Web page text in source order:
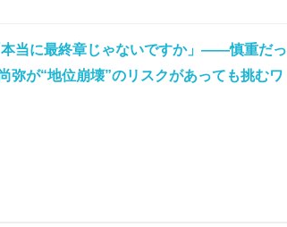
本当に最終章じゃないですか」――慎重だっ
弥が“地位崩壊”のリスクがあっても挑むワ